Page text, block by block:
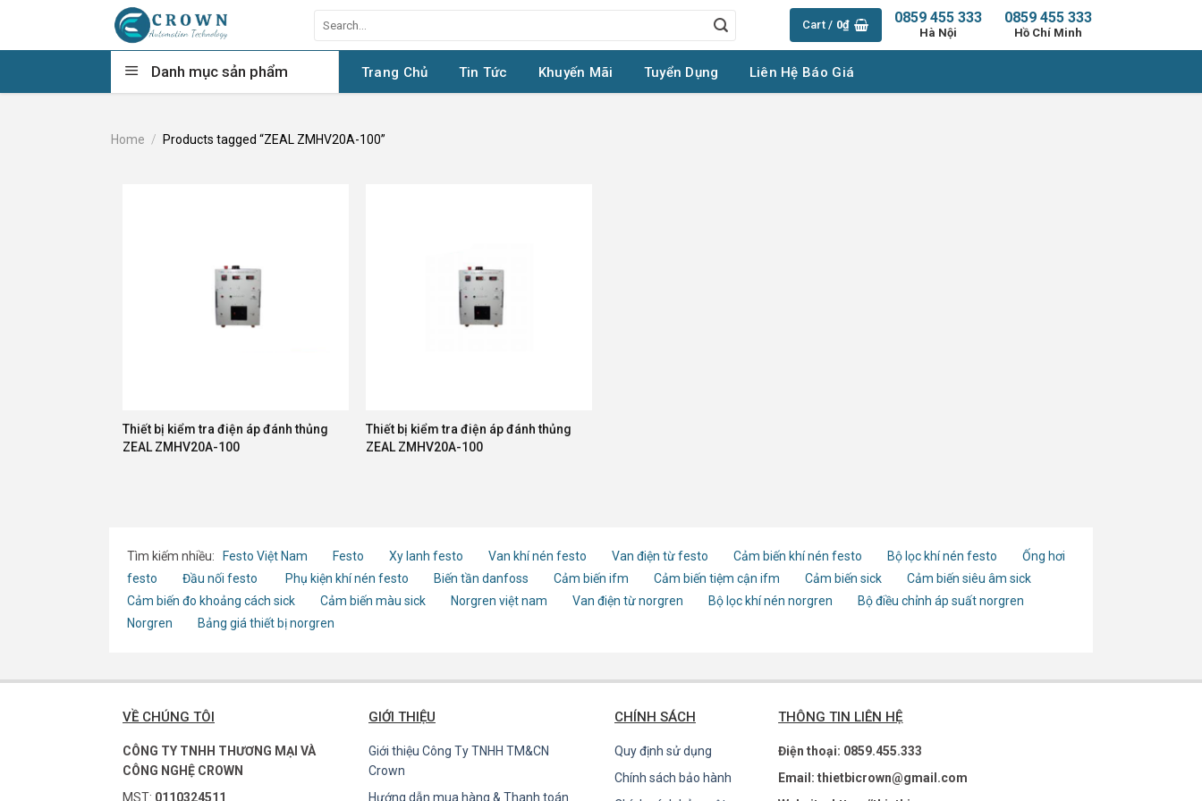
content
for:
Cart / 0₫ 0859 455 333
Hồ Chí Minh
0859 455 333
Hà Nội
Danh mục sản phẩm Trang Chủ Tin Tức Khuyến Mãi Tuyển Dụng Liên Hệ Báo Giá
Home / Products tagged “ZEAL ZMHV20A-100”
Thiết bị kiểm tra điện áp đánh thủng
ZEAL ZMHV20A-100
Thiết bị kiểm tra điện áp đánh thủng
ZEAL ZMHV20A-100
Tìm kiếm nhiều: Festo Việt Nam Festo Xy lanh festo Van khí nén festo Van điện từ festo Cảm biến khí nén festo Bộ lọc khí nén festo
Ống hơi
festo
Đầu nối festo Phụ kiện khí nén festo Biến tần danfoss Cảm biến ifm Cảm biến tiệm cận ifm Cảm biến sick
Cảm biến siêu âm sick
Cảm biến đo khoảng cách sick
Cảm biến màu sick Norgren việt nam Van điện từ norgren Bộ lọc khí nén norgren
Bộ điều chỉnh áp suất norgren
Norgren
Bảng giá thiết bị norgren
VỀ CHÚNG TÔI
CÔNG TY TNHH THƯƠNG MẠI VÀ
CÔNG NGHỆ CROWN
MST: 0110324511
GIỚI THIỆU
Giới thiệu Công Ty TNHH TM&CN
Crown
Hướng dẫn mua hàng & Thanh toán
CHÍNH SÁCH
Quy định sử dụng
Chính sách bảo hành
THÔNG TIN LIÊN HỆ
Điện thoại: 0859.455.333
Email: thietbicrown@gmail.com